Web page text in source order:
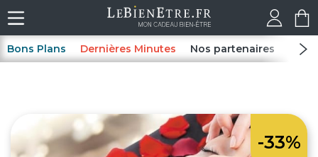
Bons Plans Dernières Minutes Nos partenaires Spas
-33%